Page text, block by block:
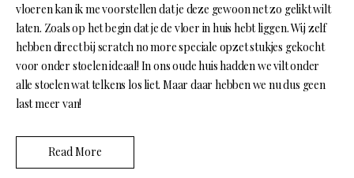
vloeren kan ik me voorstellen dat je deze gewoon net zo gelikt wilt
laten. Zoals op het begin dat je de vloer in huis hebt liggen. Wij zelf
hebben direct bij scratch no more speciale opzet stukjes gekocht
voor onder stoelen ideaal! In ons oude huis hadden we vilt onder
alle stoelen wat telkens los liet. Maar daar hebben we nu dus geen
last meer van!
Read More